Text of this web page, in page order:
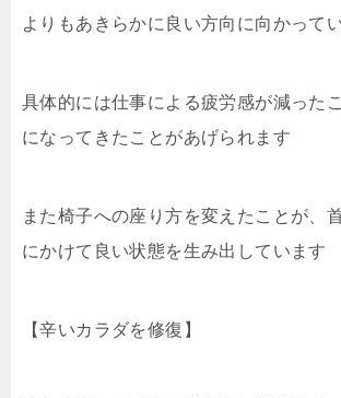
よりもあきらかに良い方向に向かって
具体的には仕事による疲労感が減った
になってきたことがあげられます
また椅子への座り方を変えたことが、
にかけて良い状態を生み出しています
【辛いカラダを修復】